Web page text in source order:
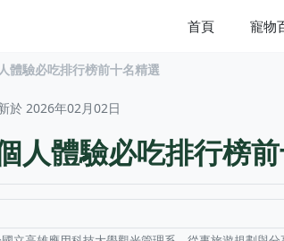
首頁 寵物
體驗必吃排行榜前十名精選
於 2026年02月02日
人體驗必吃排行榜